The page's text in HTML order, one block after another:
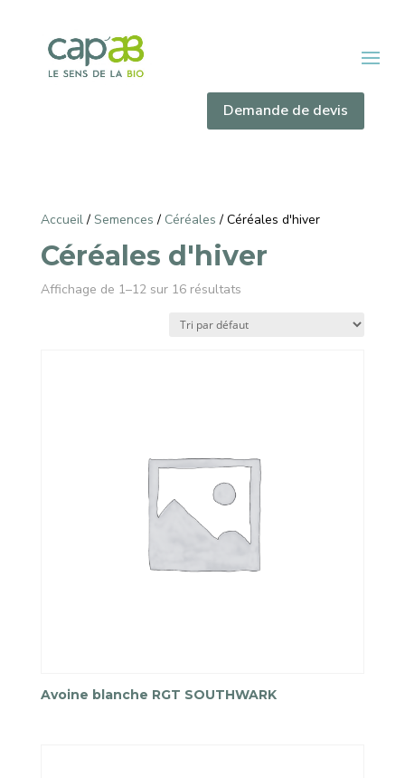
Demande de devis
Accueil/ Semences / Céréales / Céréales d'hiver
Céréales d'hiver
Affichage de 1–12 sur 16 résultats
Avoine blanche RGT SOUTHWARK